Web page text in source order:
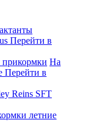
Перейти в
прикормки На
Перейти в
Reins SFT
летние